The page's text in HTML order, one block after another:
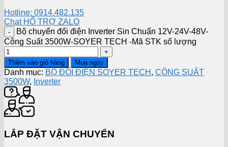
Hotline: 0914.482.135
Chat HỔ TRỢ ZALO
Bộ chuyển đổi điện Inverter Sin Chuẩn 12V-24V-48V-
Công Suất 3500W-SOYER TECH -Mã STK số lượng
Thêm vào giỏ hàng Mua ngay
Danh mục: BỘ ĐỔI ĐIỆN SOYER TECH , CÔNG SUẤT
3500W, Inverter
LẮP ĐẶT VẬN CHUYỂN